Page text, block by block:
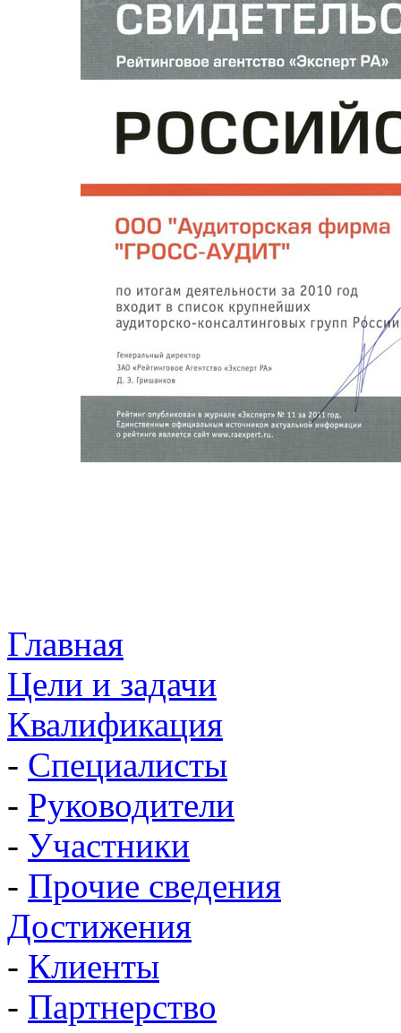
Главная
Цели и задачи
Квалификация
- Специалисты
- Руководители
- Участники
- Прочие сведения
Достижения
- Клиенты
- Партнерство